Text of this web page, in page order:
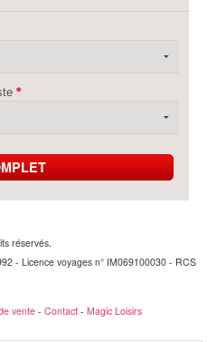
réservés.
- Licence voyages n° IM069100030 - RCS
vente - Contact - Magic Loisirs